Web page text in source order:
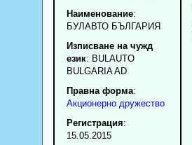
Наименование:
БУЛАВТО БЪЛГАРИЯ
Изписване на чужд
език: BULAUTO
BULGARIA AD
Правна форма:
Акционерно дружество
Регистрация:
15.05.2015